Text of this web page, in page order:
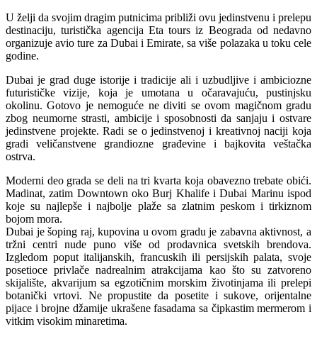
U želji da svojim dragim putnicima približi ovu jedinstvenu i prelepu
destinaciju, turistička agencija Eta tours iz Beograda od nedavno
organizuje avio ture za Dubai i Emirate, sa više polazaka u toku cele
godine.
Dubai je grad duge istorije i tradicije ali i uzbudljive i ambiciozne
futurističke vizije, koja je umotana u očaravajuću, pustinjsku
okolinu. Gotovo je nemoguće ne diviti se ovom magičnom gradu
zbog neumorne strasti, ambicije i sposobnosti da sanjaju i ostvare
jedinstvene projekte. Radi se o jedinstvenoj i kreativnoj naciji koja
gradi veličanstvene grandiozne građevine i bajkovita veštačka
ostrva.
Moderni deo grada se deli na tri kvarta koja obavezno trebate obići.
Madinat, zatim Downtown oko Burj Khalife i Dubai Marinu ispod
koje su najlepše i najbolje plaže sa zlatnim peskom i tirkiznom
bojom mora.
Dubai je šoping raj, kupovina u ovom gradu je zabavna aktivnost, a
tržni centri nude puno više od prodavnica svetskih brendova.
Izgledom poput italijanskih, francuskih ili persijskih palata, svoje
posetioce privlače nadrealnim atrakcijama kao što su zatvoreno
skijalište, akvarijum sa egzotičnim morskim životinjama ili prelepi
botanički vrtovi. Ne propustite da posetite i sukove, orijentalne
pijace i brojne džamije ukrašene fasadama sa čipkastim mermerom i
vitkim visokim minaretima.